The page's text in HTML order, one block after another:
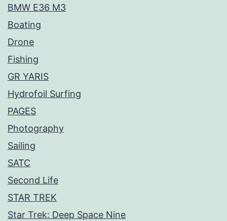
BMW E36 M3
Boating
Drone
Fishing
GR YARIS
Hydrofoil Surfing
PAGES
Photography
Sailing
SATC
Second Life
STAR TREK
Star Trek: Deep Space Nine